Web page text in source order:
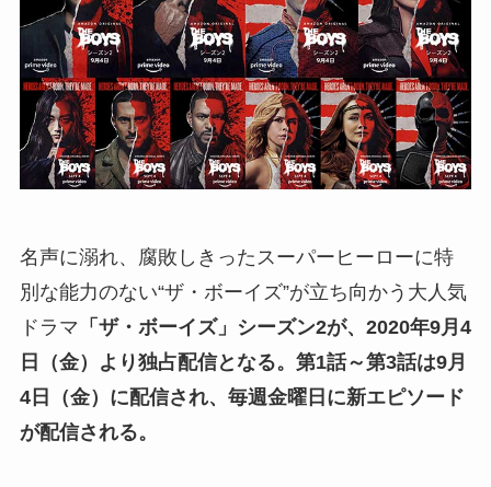
名声に溺れ、腐敗しきったスーパーヒーローに特
別な能力のない“ザ・ボーイズ”が立ち向かう大人気
ドラマ 「ザ・ボーイズ」シーズン2が、2020年9月4
日（金）より独占配信となる。第1話～第3話は9月
4日（金）に配信され、毎週金曜日に新エピソード
が配信される。